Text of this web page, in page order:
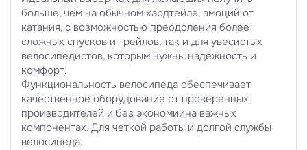
больше, чем на обычном хардтейле, эмоций от
катания, с возможностью преодоления более
сложных спусков и трейлов, так и для увесистых
велосипедистов, которым нужны надежность и
комфорт.
Функциональность велосипеда обеспечивает
качественное оборудование от проверенных
производителей и без экономиина важных
компонентах. Для четкой работы и долгой службы
велосипеда.